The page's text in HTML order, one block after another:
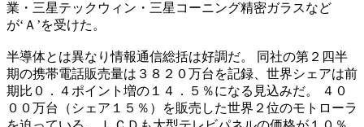
業・三星テックウィン・三星コーニング精密ガラスなど
が‘Ａ’を受けた。
半導体とは異なり情報通信総括は好調だ。 同社の第２四半
期の携帯電話販売量は３８２０万台を記録、世界シェアは前
期比０．４ポイント増の１４．５％になる見込みだ。 ４０
００万台（シェア１５％）を販売した世界２位のモトローラ